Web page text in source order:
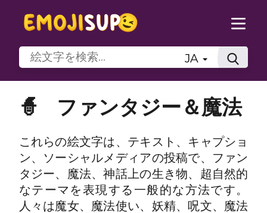
JA
🧙 ファンタジー＆魔法
これらの絵文字は、テキスト、キャプショ
ン、ソーシャルメディアの投稿で、ファン
タジー、魔法、神話上の生き物、超自然的
なテーマを表現する一般的な方法です。
人々は魔女、魔法使い、妖精、呪文、魔法